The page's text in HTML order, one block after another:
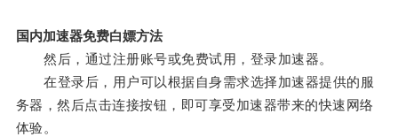
国内加速器免费白嫖方法
然后，通过注册账号或免费试用，登录加速器。
在登录后，用户可以根据自身需求选择加速器提供的服
务器，然后点击连接按钮，即可享受加速器带来的快速网络
体验。